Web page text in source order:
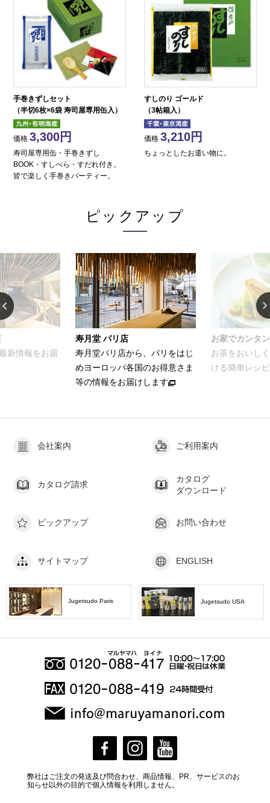
手巻きずしセット
（半切6枚×6袋 寿司屋専用缶入）
価格 3,300
寿司屋専用缶・手巻きずし
BOOK・すしべら・すだれ付き。
皆で楽しく手巻きパーティー。
すしのり ゴールド
（3帖箱入）
価格 3,210
ちょっとしたお遣い物に。
ピックアップ
新情報をお届
寿月堂 パリ店
寿月堂パリ店から、パリをはじ
めヨーロッパ各国のお得意さま
等の情報をお届けします
お家でカンタ
お茶をおいし
ける簡単レシ
会社案内 ご利用案内
カタログ請求
カタログ
ダウンロード
ピックアップ お問い合わせ
サイトマップ ENGLISH
Jugetsudo Paris Jugetsudo USA
弊社はご注文の発送及び問合わせ、商品情報、PR、サービスのお
知らせ以外の目的で個人情報を利用しません。